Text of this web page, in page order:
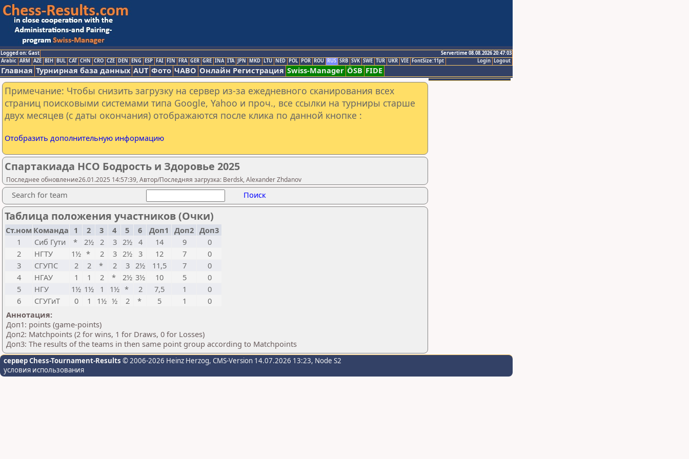
Logged on: Gast
Servertime 08.08.2026 20:47:03
Logout
Login
Arabic ARM AZE BIH BUL CAT CHN CRO CZE DEN ENG ESP FAI FIN FRA GER GRE INA ITA JPN MKD LTU NED POL POR ROU RUS SRB SVK SWE TUR UKR VIE FontSize:11pt
Главная Турнирная база данных AUT Фото ЧАВО Онлайн Регистрация Swiss-Manager ÖSB FIDE
Примечание: Чтобы снизить загрузку на сервер из-за ежедневного сканирования всех
страниц поисковыми системами типа Google, Yahoo и проч., все ссылки на турниры старше
двух месяцев (с даты окончания) отображаются после клика по данной кнопке :
Отобразить дополнительную информацию
Спартакиада НСО Бодрость и Здоровье 2025
Последнее обновление26.01.2025 14:57:39, Автор/Последняя загрузка: Berdsk, Alexander Zhdanov
Search for team Поиск
Таблица положения участников (Очки)
Ст.ном Команда 1 2 3 4 5 6 Доп1 Доп2 Доп3
1
Сиб Гути * 2½ 2 3 2½ 4 14 9
0
2
НГТУ 1½ * 2 3 2½ 3 12 7
0
3
СГУПС 2 2 * 2 3 2½ 11,5 7
0
4
НГАУ 1 1 2 * 2½ 3½ 10 5
0
5
НГУ 1½ 1½ 1 1½ * 2 7,5 1
0
6
СГУГиТ 0 1 1½ ½ 2 * 5 1
0
Аннотация:
Доп1: points (game-points)
Доп2: Matchpoints (2 for wins, 1 for Draws, 0 for Losses)
Доп3: The results of the teams in then same point group according to Matchpoints
сервер Chess-Tournament-Results © 2006-2026 Heinz Herzog, CMS-Version 14.07.2026 13:23, Node S2
условия использования